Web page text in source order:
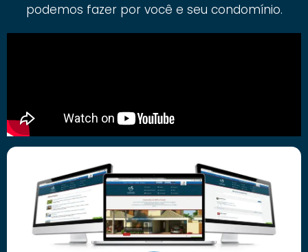
podemos fazer por você e seu condomínio.